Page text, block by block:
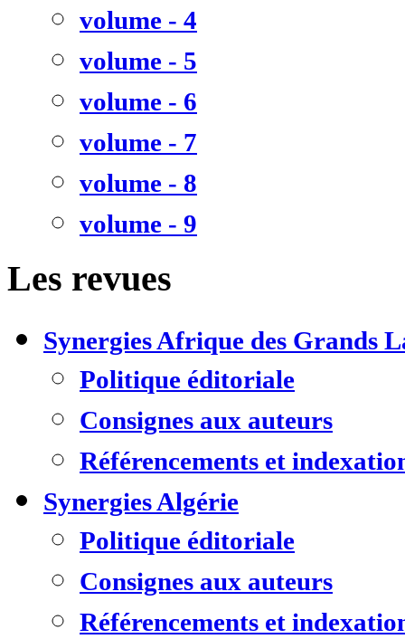
volume - 4
volume - 5
volume - 6
volume - 7
volume - 8
volume - 9
Les revues
Synergies Afrique des Grands
Politique éditoriale
Consignes aux auteurs
Référencements et
Synergies Algérie
Politique éditoriale
Consignes aux auteurs
Référencements et